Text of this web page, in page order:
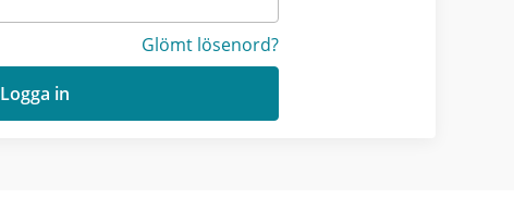
Glömt lösenord?
Logga in